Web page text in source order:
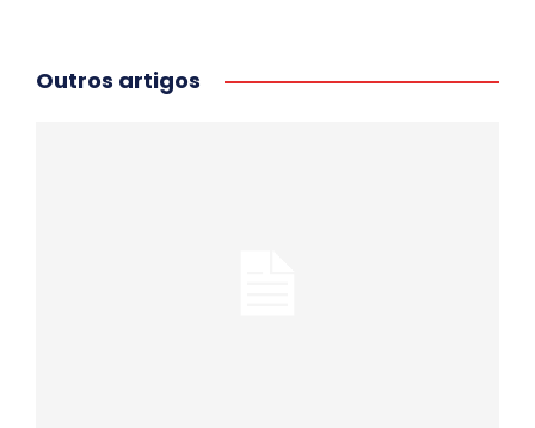
Outros artigos